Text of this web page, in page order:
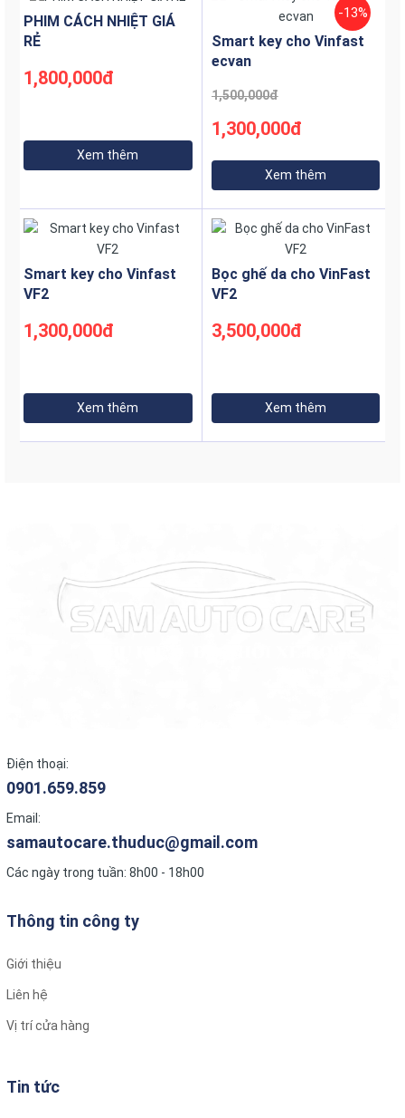
Các dòng phim và mã phim phổ biến
Dòng phim nổi bật với công nghệ Nano Ceramic hồng
ngoại, có nhiều mã phim cho các vị trí khác nhau.
3M IR50:
Thường dùng cho kính lái do độ trong suốt cao và khả
3M IR25 :
Mã phim tối màu, thường dán cho kính sườn và kính
hậu.
Mã phim tối nhất, thích hợp cho kính lưng, kính sườn
SAMAUTOCAREquý khách hàng sẽ được
trải nghiệm sản phẩm phim cách nhiệt 3M CERAMIC .
Chất lượng cao chính hãng với mức giá vô cùng rẻ. Cùng
với đó là sự đồng hành của đội ngũ kỹ thuật viên lành
Tham khảo bảng giá:
tùy theo loại phim và dòng xe, nên tham khảo bảng giá
Lựa chọn mã phim và vị trí dán phù hợp với nhu cầu sử
Yêu cầu bảo hành:
PHIM CÁCH NHIỆT GIÁ
RẺ
1,800,000đ
Xem thêm
-13%
Smart key cho Vinfast
ecvan
1,300,000đ
1,500,000đ
Xem thêm
Smart key cho Vinfast
VF2
1,300,000đ
Xem thêm
Bọc ghế da cho VinFast
VF2
3,500,000đ
Xem thêm
Điện thoại:
0901.659.859
Email:
samautocare.thuduc@gmail.com
Các ngày trong tuần: 8h00 - 18h00
Thông tin công ty
Giới thiệu
Liên hệ
Vị trí cửa hàng
Tin tức